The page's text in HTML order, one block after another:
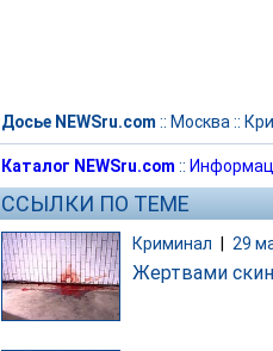
Досье NEWSru.com :: Москва ::
Каталог NEWSru.com ::
ССЫЛКИ ПО ТЕМЕ
Криминал 29
Жертвами